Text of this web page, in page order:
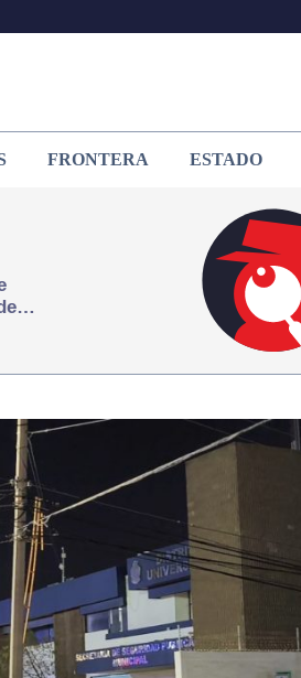
FRONTERA ESTADO